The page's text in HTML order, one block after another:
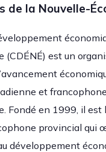
de la Nouvelle-
(CDÉNÉ) est un
et
Fondé en 1999, il est
provincial qui
développement